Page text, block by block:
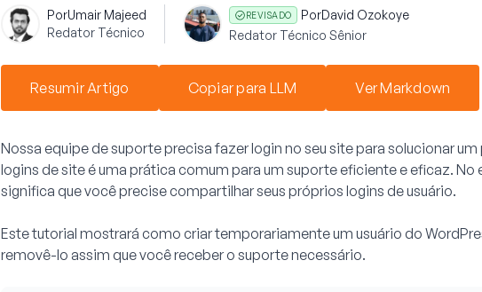
PorUmair Majeed
Redator Técnico
REVISADO PorDavid Ozokoye
Redator Técnico Sênior
Resumir Artigo Copiar para LLM Ver Markdown
Nossa equipe de suporte precisa fazer login no seu site para solucionar
logins de site é uma prática comum para um suporte eficiente e eficaz. No
significa que você precise compartilhar seus próprios logins de usuário.
Este tutorial mostrará como criar temporariamente um usuário do
removê-lo assim que você receber o suporte necessário.